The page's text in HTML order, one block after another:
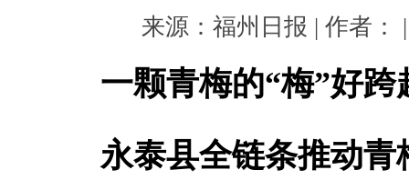
来源：福州日报 | 作者：
一颗青梅的“梅”好跨
永泰县全链条推动